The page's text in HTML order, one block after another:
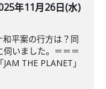
年11月26日(水)
平案の行方は？同
いました。＝＝＝
THE PLANET」